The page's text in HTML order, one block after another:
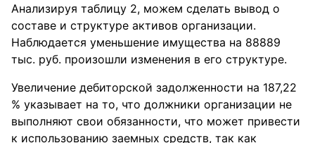
Анализируя таблицу 2, можем сделать вывод о
составе и структуре активов организации.
Наблюдается уменьшение имущества на 88889
тыс. руб. произошли изменения в его структуре.
Увеличение дебиторской задолженности на 187,22
% указывает на то, что должники организации не
выполняют свои обязанности, что может привести
к использованию заемных средств, так как